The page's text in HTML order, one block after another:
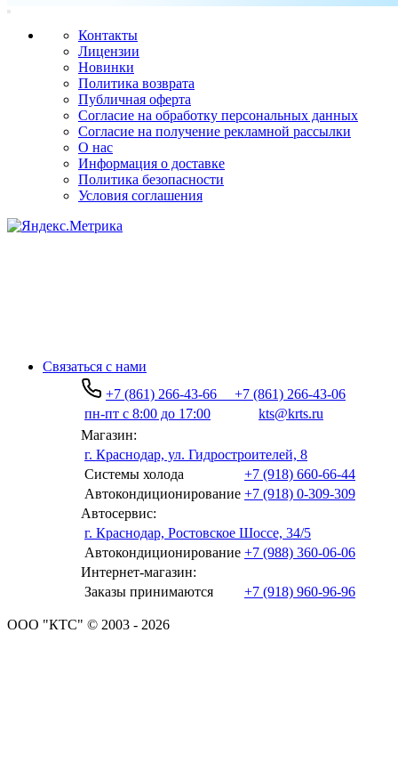
Контакты
Лицензии
Новинки
Политика возврата
Публичная оферта
Согласие на обработку персональных данных
Согласие на получение рекламной рассылки
О нас
Информация о доставке
Политика безопасности
Условия соглашения
Связаться с нами
+7 (861) 266-43-66
+7 (861) 266-43-06
пн-пт с 8:00 до 17:00
kts@krts.ru
Магазин:
г. Краснодар, ул. Гидростроителей, 8
Системы холода
+7 (918) 660-66-44
Автокондиционирование +7 (918) 0-309-309
Автосервис:
г. Краснодар, Ростовское Шоссе, 34/5
Автокондиционирование +7 (988) 360-06-06
Интернет-магазин:
Заказы принимаются
+7 (918) 960-96-96
ООО "КТС" © 2003 - 2026